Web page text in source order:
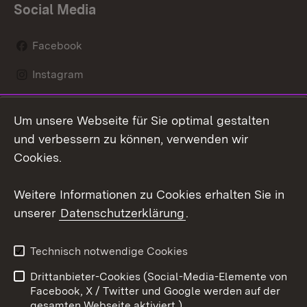
Social Media
Facebook
Instagram
Mastodon
Youtube
Kontakt
Datenschutz
Barrierefreiheit
Impressum Cookies
Um unsere Webseite für Sie optimal gestalten
und verbessern zu können, verwenden wir
Cookies.
Weitere Informationen zu Cookies erhalten Sie in
unserer Datenschutzerklärung.
Technisch notwendige Cookies
Drittanbieter-Cookies (Social-Media-Elemente von
Facebook, X / Twitter und Google werden auf der